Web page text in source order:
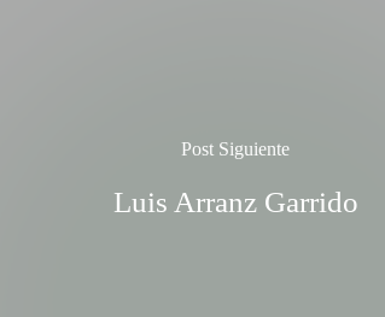
Post Siguiente
Luis Arranz Garrido